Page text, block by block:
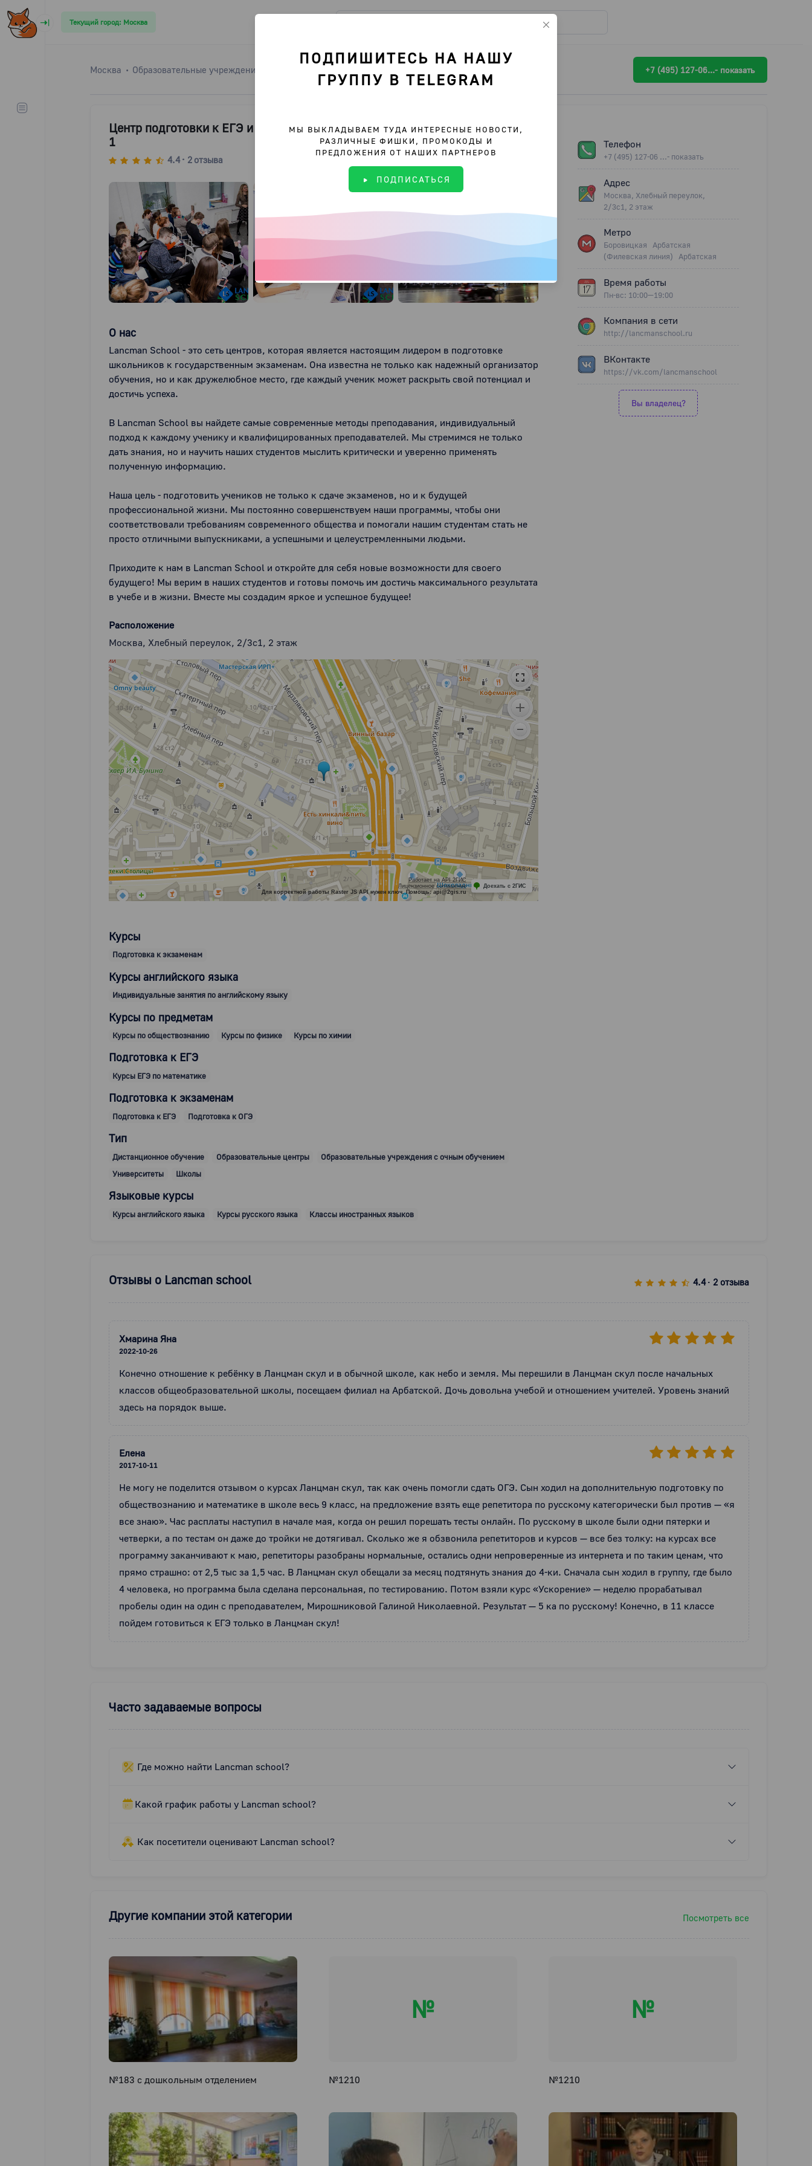
Текущий город: Москва
Москва Образовательные учреждения +7 (495) 127-06...- показать
Центр подготовки к ЕГЭ и ОГЭ Lancman school в Хлебном переулке, 2/3 стр
1
4.4 • 2 отзыва
О нас
Lancman School - это сеть центров, которая является настоящим лидером в подготовке
школьников к государственным экзаменам. Она известна не только как надежный организатор
обучения, но и как дружелюбное место, где каждый ученик может раскрыть свой потенциал и
достичь успеха.
В Lancman School вы найдете самые современные методы преподавания, индивидуальный
подход к каждому ученику и квалифицированных преподавателей. Мы стремимся не только
дать знания, но и научить наших студентов мыслить критически и уверенно применять
полученную информацию.
Наша цель - подготовить учеников не только к сдаче экзаменов, но и к будущей
профессиональной жизни. Мы постоянно совершенствуем наши программы, чтобы они
соответствовали требованиям современного общества и помогали нашим студентам стать не
просто отличными выпускниками, а успешными и целеустремленными людьми.
Приходите к нам в Lancman School и откройте для себя новые возможности для своего
будущего! Мы верим в наших студентов и готовы помочь им достичь максимального результата
в учебе и в жизни. Вместе мы создадим яркое и успешное будущее!
Расположение
Москва, Хлебный переулок, 2/3с1, 2 этаж
Работает на API 2ГИС
Лицензионное соглашение
Для корректной работы Raster JS API нужен ключ. Помощь: api@2gis.ru
Доехать с 2ГИС
Курсы
Подготовка к экзаменам
Курсы английского языка
Индивидуальные занятия по английскому языку
Курсы по предметам
Курсы по обществознанию Курсы по физике Курсы по химии
Подготовка к ЕГЭ
Курсы ЕГЭ по математике
Подготовка к экзаменам
Подготовка к ЕГЭ Подготовка к ОГЭ
Тип
Дистанционное обучение Образовательные центры
Образовательные учреждения с очным обучением
Университеты
Школы
Языковые курсы
Курсы английского языка Курсы русского языка Классы иностранных языков
Телефон
+7 (495) 127-06 ...- показать
Адрес
Москва, Хлебный переулок,
2/3с1, 2 этаж
Метро
Боровицкая
Арбатская
(Филевская линия)
Арбатская
Время работы
Пн-вс: 10:00—19:00
Компания в сети
http://lancmanschool.ru
ВКонтакте
https://vk.com/lancmanschool
Вы владелец?
Отзывы о Lancman school 4.4 • 2 отзыва
Хмарина Яна
2022-10-26
Конечно отношение к ребёнку в Ланцман скул и в обычной школе, как небо и земля. Мы перешили в Ланцман скул после начальных
классов общеобразовательной школы, посещаем филиал на Арбатской. Дочь довольна учебой и отношением учителей. Уровень знаний
здесь на порядок выше.
Елена
2017-10-11
Не могу не поделится отзывом о курсах Ланцман скул, так как очень помогли сдать ОГЭ. Сын ходил на дополнительную подготовку по
обществознанию и математике в школе весь 9 класс, на предложение взять еще репетитора по русскому категорически был против — «я
все знаю». Час расплаты наступил в начале мая, когда он решил порешать тесты онлайн. По русскому в школе были одни пятерки и
четверки, а по тестам он даже до тройки не дотягивал. Сколько же я обзвонила репетиторов и курсов — все без толку: на курсах все
программу заканчивают к маю, репетиторы разобраны нормальные, остались одни непроверенные из интернета и по таким ценам, что
прямо страшно: от 2,5 тыс за 1,5 час. В Ланцман скул обещали за месяц подтянуть знания до 4-ки. Сначала сын ходил в группу, где было
4 человека, но программа была сделана персональная, по тестированию. Потом взяли курс «Ускорение» — неделю прорабатывал
пробелы один на один с преподавателем, Мирошниковой Галиной Николаевной. Результат — 5 ка по русскому! Конечно, в 11 классе
пойдем готовиться к ЕГЭ только в Ланцман скул!
Часто задаваемые вопросы
Где можно найти Lancman school?
Какой график работы у Lancman school?
Как посетители оценивают Lancman school?
Другие компании этой категории Посмотреть все
№183 с дошкольным отделением
№
№1210
№
№1210
ПОДПИШИТЕСЬ НА НАШУ
ГРУППУ В TELEGRAM
МЫ ВЫКЛАДЫВАЕМ ТУДА ИНТЕРЕСНЫЕ НОВОСТИ,
РАЗЛИЧНЫЕ ФИШКИ, ПРОМОКОДЫ И
ПРЕДЛОЖЕНИЯ ОТ НАШИХ ПАРТНЕРОВ
ПОДПИСАТЬСЯ